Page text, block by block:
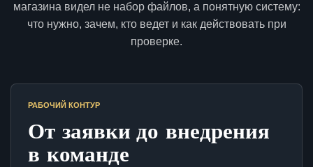
магазина видел не набор файлов, а понятную систему:
что нужно, зачем, кто ведет и как действовать при
проверке.
РАБОЧИЙ КОНТУР
От заявки до внедрения
в команде